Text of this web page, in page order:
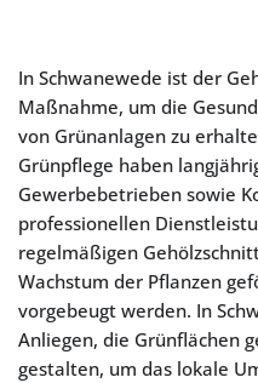
In Schwanewede ist der
Maßnahme, um die
von Grünanlagen zu
Grünpflege haben
Gewerbebetrieben sowie
professionellen
regelmäßigen
Wachstum der Pflanzen
vorgebeugt werden. In
Anliegen, die Grünflächen
gestalten, um das lokale